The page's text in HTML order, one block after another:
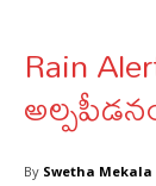
Rain
By Swetha Mekala